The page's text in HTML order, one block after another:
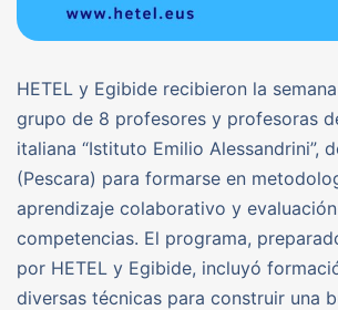
HETEL y Egibide recibieron la
grupo de 8 profesores y profesoras
italiana “Istituto Emilio Alessandrini”,
(Pescara) para formarse en
aprendizaje colaborativo y
competencias. El programa,
por HETEL y Egibide, incluyó
diversas técnicas para construir una